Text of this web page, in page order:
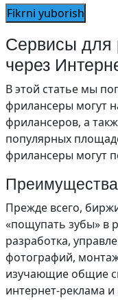
Сервисы для
через
В этой статье мы
фрилансеры могут
фрилансеров, а
популярных
фрилансеры могут
Прежде всего,
«пощупать зубы» в
разработка,
фотографий,
изучающие общие
интернет-реклама и